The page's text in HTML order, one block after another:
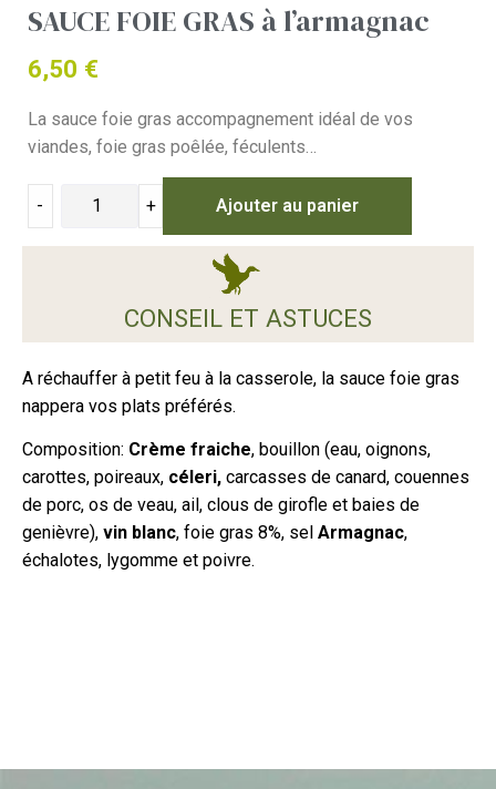
SAUCE FOIE GRAS à l’armagnac
6,50 €
La sauce foie gras accompagnement idéal de vos
viandes, foie gras poêlée, féculents…
- + Ajouter au panier
CONSEIL ET ASTUCES
A réchauffer à petit feu à la casserole, la sauce foie gras
nappera vos plats préférés.
Composition: Crème fraiche, bouillon (eau, oignons,
carottes, poireaux, céleri, carcasses de canard, couennes
de porc, os de veau, ail, clous de girofle et baies de
genièvre), vin blanc, foie gras 8%, sel Armagnac,
échalotes, lygomme et poivre.